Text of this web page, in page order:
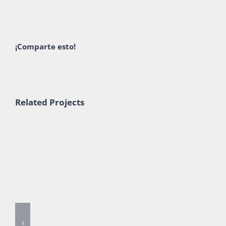
¡Comparte esto!
Related Projects